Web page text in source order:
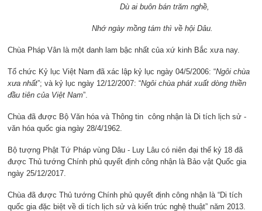
Dù ai buôn bán trăm nghề,
Nhớ ngày mồng tám thì về hội Dâu.
Chùa Pháp Vân là một danh lam bậc nhất của xứ kinh Bắc xưa nay.
Tổ chức Kỷ lục Việt Nam đã xác lập kỷ lục ngày 04/5/2006: “Ngôi chùa
xưa nhất”; và kỷ lục ngày 12/12/2007: “Ngôi chùa phát xuất dòng thiền
đầu tiên của Việt Nam”.
Chùa đã được Bộ Văn hóa và Thông tin công nhận là Di tích lịch sử -
văn hóa quốc gia ngày 28/4/1962.
Bộ tượng Phật Tứ Pháp vùng Dâu - Luy Lâu có niên đại thế kỷ 18 đã
được Thủ tướng Chính phủ quyết định công nhận là Bảo vật Quốc gia
ngày 25/12/2017.
Chùa đã được Thủ tướng Chính phủ quyết định công nhận là “Di tích
quốc gia đặc biệt về di tích lịch sử và kiến trúc nghệ thuật” năm 2013.